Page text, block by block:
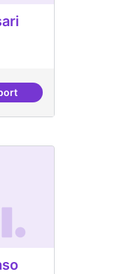
Diabòlica,